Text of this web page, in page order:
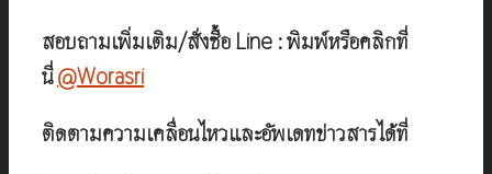
สอบถามเพิ่มเติม/สั่งซื้อ Line : พิมพ์หรือคลิกที่
นี่@Worasri
ติดตามความเคลื่อนไหวและอัพเดทข่าวสารได้ที่